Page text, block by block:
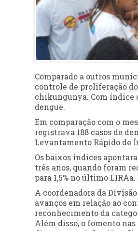
Comparado a outros
controle de proliferação
chikungunya. Com índice
dengue.
Em comparação com o
registrava 188 casos de
Levantamento Rápido de
Os baixos índices
três anos, quando foram
para 1,5% no último
A coordenadora da
avanços em relação ao
reconhecimento da
Além disso, o fomento